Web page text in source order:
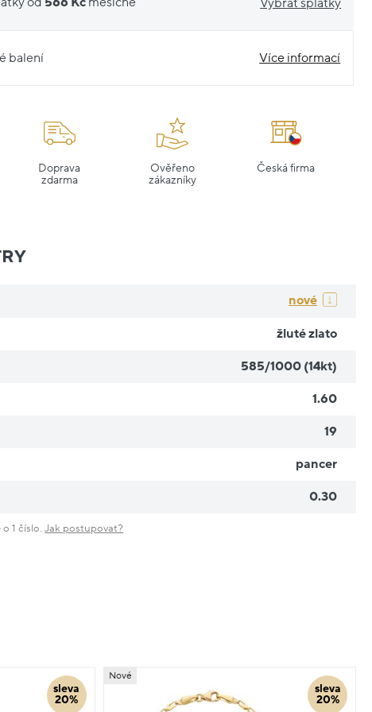
Vybrat splátky
balení Více informací
Doprava
zdarma
Ověřeno
zákazníky
Česká firma
nové
žluté zlato
585/1000 (14kt)
1.60
19
pancer
0.30
o 1 číslo.Jak postupovat?
sleva
20%
sleva
20%
Nové